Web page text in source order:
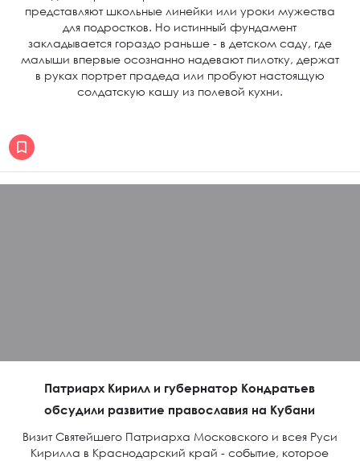
представляют школьные линейки или уроки мужества
для подростков. Но истинный фундамент
закладывается гораздо раньше - в детском саду, где
малыши впервые осознанно надевают пилотку, держат
в руках портрет прадеда или пробуют настоящую
солдатскую кашу из полевой кухни.
Патриарх Кирилл и губернатор Кондратьев
обсудили развитие православия на Кубани
Визит Святейшего Патриарха Московского и всея Руси
Кирилла в Краснодарский край - событие, которое